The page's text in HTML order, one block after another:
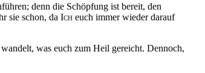
denn die Schöpfung ist bereit, den
sie schon, da Ich euch immer wieder darauf
was euch zum Heil gereicht. Dennoch,